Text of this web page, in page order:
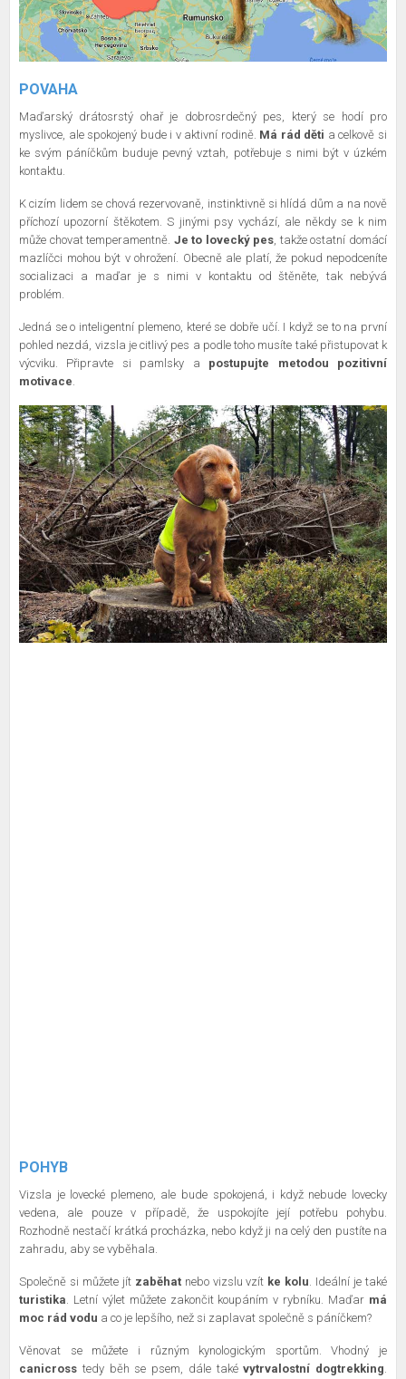
POVAHA
Maďarský drátosrstý ohař je dobrosrdečný pes, který se hodí pro
myslivce, ale spokojený bude i v aktivní rodině. Má rád děti a celkově si
ke svým páníčkům buduje pevný vztah, potřebuje s nimi být v úzkém
kontaktu.
K cizím lidem se chová rezervovaně, instinktivně si hlídá dům a na nově
příchozí upozorní štěkotem. S jinými psy vychází, ale někdy se k nim
může chovat temperamentně. Je to lovecký pes, takže ostatní domácí
mazlíčci mohou být v ohrožení. Obecně ale platí, že pokud nepodceníte
socializaci a maďar je s nimi v kontaktu od štěněte, tak nebývá
problém.
Jedná se o inteligentní plemeno, které se dobře učí. I když se to na první
pohled nezdá, vizsla je citlivý pes a podle toho musíte také přistupovat k
výcviku. Připravte si pamlsky a postupujte metodou pozitivní
motivace.
POHYB
Vizsla je lovecké plemeno, ale bude spokojená, i když nebude lovecky
vedena, ale pouze v případě, že uspokojíte její potřebu pohybu.
Rozhodně nestačí krátká procházka, nebo když ji na celý den pustíte na
zahradu, aby se vyběhala.
Společně si můžete jít zaběhatnebo vizslu vzít ke kolu. Ideální je také
turistika. Letní výlet můžete zakončit koupáním v rybníku. Maďar má
moc rád vodu a co je lepšího, než si zaplavat společně s páníčkem?
Věnovat se můžete i různým kynologickým sportům. Vhodný je
canicross tedy běh se psem, dále takévytrvalostní dogtrekking.